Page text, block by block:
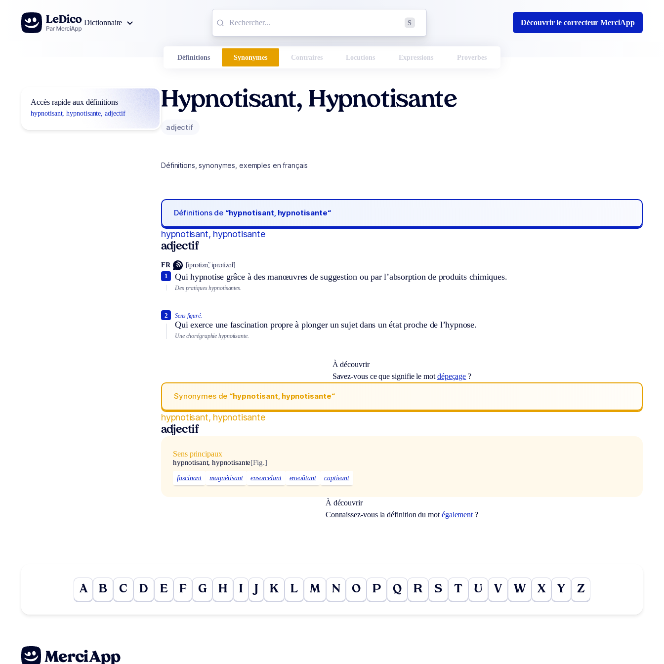
Aller au contenu
Dictionnaire
S Découvrir le correcteur MerciApp
Définitions Synonymes Contraires Locutions Expressions Proverbes
Accès rapide aux définitions
hypnotisant, hypnotisante, adjectif
Hypnotisant, Hypnotisante
adjectif
Définitions, synonymes, exemples en français
Définitions de “hypnotisant, hypnotisante“
hypnotisant, hypnotisante
adjectif
FR [ipnɔtizɑ̃, ipnɔtizɑ̃t]
Qui hypnotise grâce à des manœuvres de suggestion ou par l’absorption de produits chimiques.
1
Des pratiques hypnotisantes.
Sens figuré.
Qui exerce une fascination propre à plonger un sujet dans un état proche de l’hypnose.
2
Une chorégraphie hypnotisante.
À découvrir
Savez-vous ce que signifie le mot dépeçage ?
Synonymes de “hypnotisant, hypnotisante“
hypnotisant, hypnotisante
adjectif
Sens principaux
hypnotisant, hypnotisante[Fig.]
fascinant magnétisant ensorcelant envoûtant captivant
À découvrir
Connaissez-vous la définition du mot également ?
A B C D E F G H I J K L M N O P Q R S T U V W X Y Z